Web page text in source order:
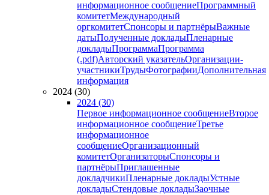
информационное сообщениеПрограммный
комитетМеждународный
оргкомитетСпонсоры и партнёрыВажные
датыПолученные докладыПленарные
докладыПрограммаПрограмма
(.pdf)Авторский указательОрганизации-
участникиТрудыФотографииДополнительная
информация
2024 (30)
2024 (30)
Первое информационное сообщениеВторое
информационное сообщениеТретье
информационное
сообщениеОрганизационный
комитетОрганизаторыСпонсоры и
партнёрыПриглашенные
докладчикиПленарные докладыУстные
докладыСтендовые докладыЗаочные